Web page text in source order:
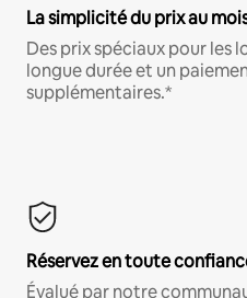
La simplicité du prix au
Des prix spéciaux pour les
longue durée et un
supplémentaires.*
Réservez en toute
Évalué par notre